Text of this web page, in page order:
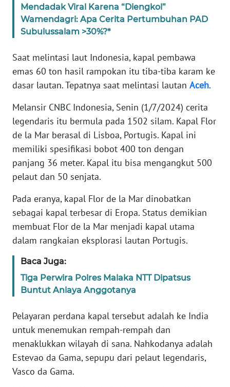
Mendadak Viral Karena “Diengkol”
Wamendagri: Apa Cerita Pertumbuhan PAD
Subulussalam >30%?*
Saat melintasi laut Indonesia, kapal pembawa
emas 60 ton hasil rampokan itu tiba-tiba karam ke
dasar lautan. Tepatnya saat melintasi lautan Aceh.
Melansir CNBC Indonesia, Senin (1/7/2024) cerita
legendaris itu bermula pada 1502 silam. Kapal Flor
de la Mar berasal di Lisboa, Portugis. Kapal ini
memiliki spesifikasi bobot 400 ton dengan
panjang 36 meter. Kapal itu bisa mengangkut 500
pelaut dan 50 senjata.
Pada eranya, kapal Flor de la Mar dinobatkan
sebagai kapal terbesar di Eropa. Status demikian
membuat Flor de la Mar menjadi kapal utama
dalam rangkaian eksplorasi lautan Portugis.
Baca Juga:
Tiga Perwira Polres Malaka NTT Dipatsus
Buntut Aniaya Anggotanya
Pelayaran perdana kapal tersebut adalah ke India
untuk menemukan rempah-rempah dan
menaklukkan wilayah di sana. Nahkodanya adalah
Estevao da Gama, sepupu dari pelaut legendaris,
Vasco da Gama.
KAMI
INFO
TENTANG
KAMI
PEDOMAN
MEDIA
SIBER
REDAKSI
DISCLAIMER
Wahana
Regional
WN
SUMUT
WN
JAKARTA
WN
JABAR